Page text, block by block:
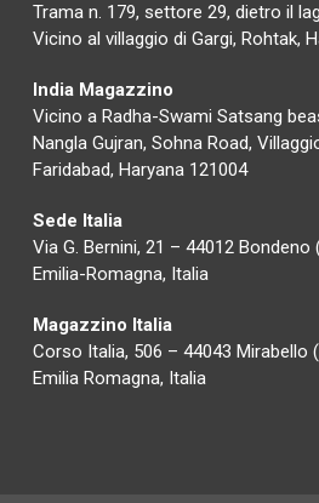
Trama n. 179, settore 29, dietro il
Vicino al villaggio di Gargi, Rohtak,
India Magazzino
Vicino a Radha-Swami Satsang
Nangla Gujran, Sohna Road,
Faridabad, Haryana 121004
Sede Italia
Via G. Bernini, 21 – 44012 Bondeno
Emilia-Romagna, Italia
Magazzino Italia
Corso Italia, 506 – 44043 Mirabello
Emilia Romagna, Italia